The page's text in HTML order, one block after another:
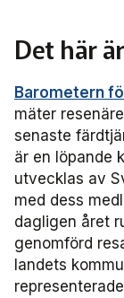
Det här
Barometern
mäter
senaste
är en löpande
utvecklas av
med dess
dagligen året
genomförd
landets